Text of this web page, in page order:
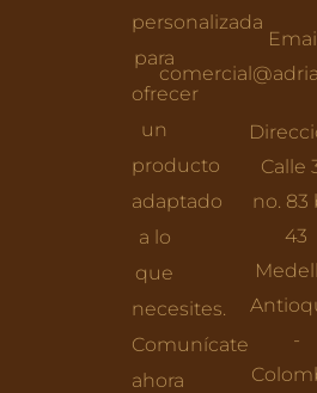
personalizada
para
ofrecer
un
producto
adaptado
a lo
que
necesites.
Comunícate
ahora
Calle
no. 83
43
-